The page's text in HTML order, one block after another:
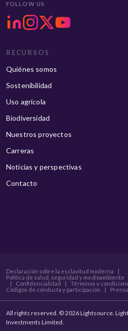
FOLLOW US
RECURSOS
Quiénes somos
Sostenibilidad
Uso agrícola
Biodiversidad
Nuestros proyectos
Carreras
Noticias y perspectivas
Contacto
Declaración sobre la esclavitud moderna
Política de salud, seguridad y medioambiente
Confidencialidad Términos y
Códigos de conducta y participación
All rights reserved. © 2026 Lightsource.
Investments Limited.